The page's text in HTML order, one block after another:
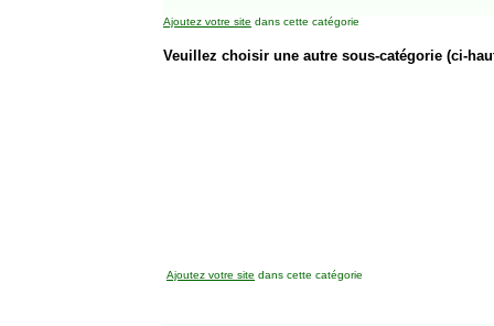
Ajoutez votre site dans cette catégorie
Veuillez choisir une autre sous-catégorie (ci-
Ajoutez votre site dans cette catégorie